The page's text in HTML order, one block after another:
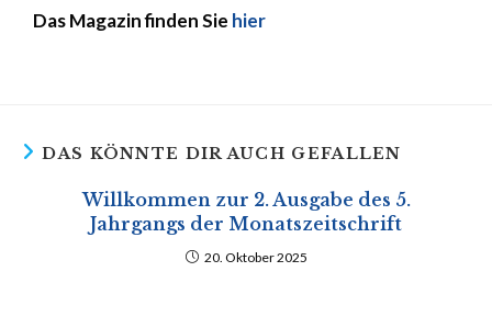
Das Magazin finden Sie hier
DAS KÖNNTE DIR AUCH GEFALLEN
Willkommen zur 2. Ausgabe des 5.
Jahrgangs der Monatszeitschrift
20. Oktober 2025